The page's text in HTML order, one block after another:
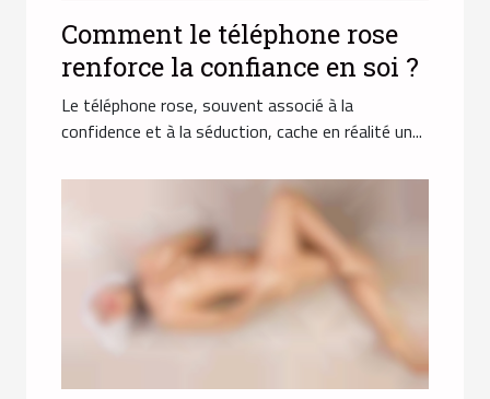
Comment le téléphone rose
renforce la confiance en soi ?
Le téléphone rose, souvent associé à la
confidence et à la séduction, cache en réalité un...